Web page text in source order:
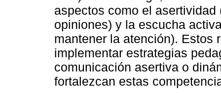
aspectos como el
opiniones) y la escucha
mantener la atención). Estos
implementar estrategias
comunicación asertiva o
fortalezcan estas